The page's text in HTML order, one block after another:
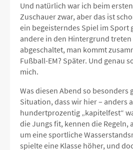
Und natürlich war ich beim
Zuschauer zwar, aber das ist
ein begeisterndes Spiel im Sport
andere in den Hintergrund treten
abgeschaltet, man kommt
Fußball-EM? Später. Und genau
mich.
Was diesen Abend so besonders
Situation, dass wir hier – anders
hundertprozentig „kapitelfest“
die Jungs fit, kennen die Regeln,
um eine sportliche
spielte eine Klasse höher, und